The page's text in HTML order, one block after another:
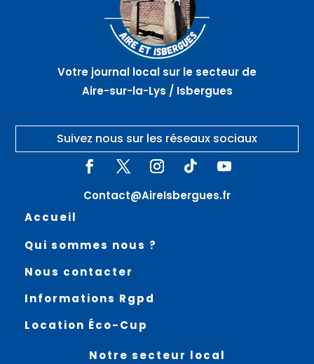
GUARBECQUE
belote –
AIRE
SUR
LA LYS
Votre journal local sur le secteur de
Aire-sur-la-Lys / Isbergues
Suivez nous sur les réseaux sociaux
Contact@AireIsbergues.fr
Accueil
Qui sommes nous ?
Nous contacter
Informations Rgpd
Location Éco-Cup
Notre secteur local